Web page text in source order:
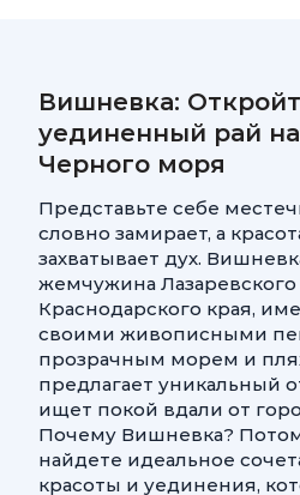
Вишневка:
уединенный рай
Черного моря
Представьте себе
словно замирает, а
захватывает дух.
жемчужина Лазаревского
Краснодарского края,
своими живописными
прозрачным морем и
предлагает уникальный
ищет покой вдали от
Почему Вишневка?
найдете идеальное
красоты и уединения,